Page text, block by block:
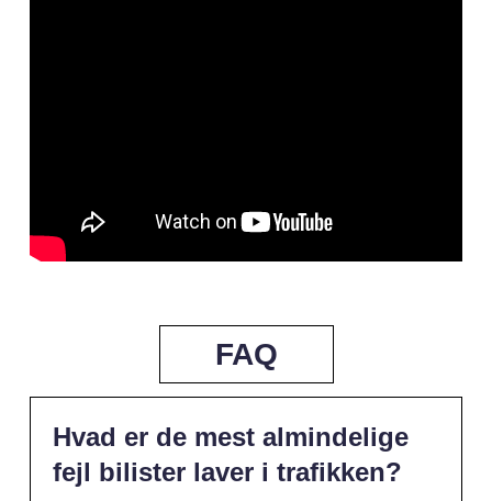
FAQ
Hvad er de mest almindelige
fejl bilister laver i trafikken?